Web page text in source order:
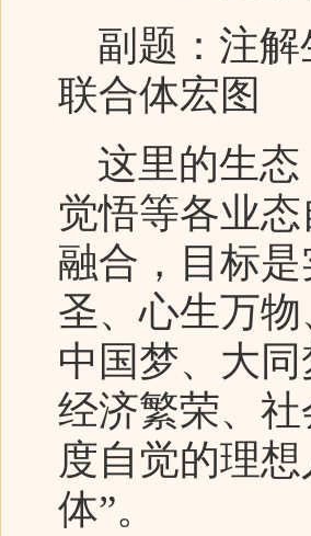
副题：注解
联合体宏图
这里的生态
觉悟等各业
融合，目标
圣、心生万
中国梦、大
经济繁荣、
度自觉的理
体”。